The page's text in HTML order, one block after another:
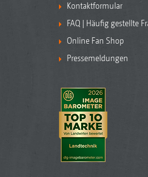
Kontaktformular
FAQ | Häufig gestellte
Online Fan Shop
Pressemeldungen